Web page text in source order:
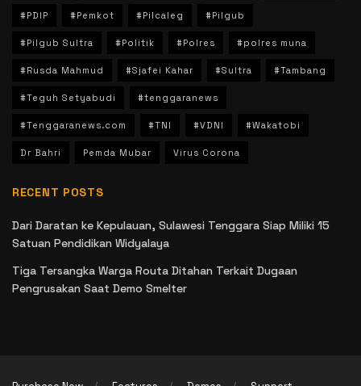
#PDIP #Pemkot #Pilcaleg #Pilgub
#Pilgub Sultra #Politik #Polres #polres muna
#Rusda Mahmud #Sjafei Kahar #Sultra #Tambang
#Teguh Setyabudi #tenggaranews
#Tenggaranews.com #TNI #VDNI #Wakatobi
Dr Bahri Pemda Mubar Virus Corona
RECENT POSTS
Dari Daratan ke Kepulauan, Sulawesi Tenggara Siap Miliki 15
Satuan Pendidikan Widyalaya
Tiga Tersangka Warga Routa Ditahan Terkait Dugaan
Pengrusakan Saat Demo Smelter